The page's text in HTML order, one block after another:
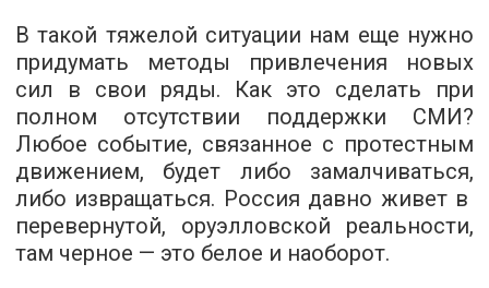
В такой тяжелой ситуации нам еще нужно
придумать методы привлечения новых
сил в свои ряды. Как это сделать при
полном отсутствии поддержки СМИ?
Любое событие, связанное с протестным
движением, будет либо замалчиваться,
либо извращаться. Россия давно живет в
перевернутой, оруэлловской реальности,
там черное — это белое и наоборот.